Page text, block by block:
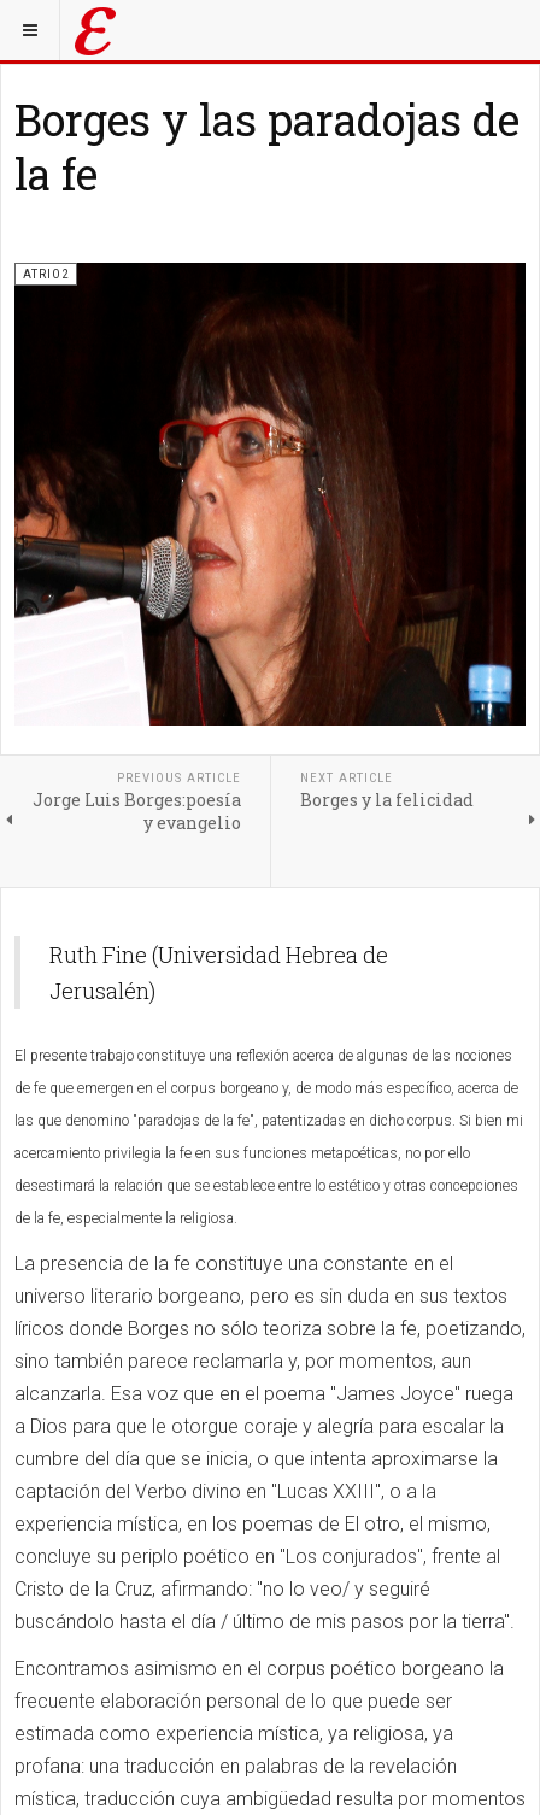
Borges y las paradojas de
la fe
ATRIO2
PREVIOUS ARTICLE
Jorge Luis Borges:poesía
y evangelio
NEXT ARTICLE
Borges y la felicidad
Ruth Fine (Universidad Hebrea de
Jerusalén)
El presente trabajo constituye una reflexión acerca de algunas de las nociones
de fe que emergen en el corpus borgeano y, de modo más específico, acerca de
las que denomino "paradojas de la fe", patentizadas en dicho corpus. Si bien mi
acercamiento privilegia la fe en sus funciones metapoéticas, no por ello
desestimará la relación que se establece entre lo estético y otras concepciones
de la fe, especialmente la religiosa.
La presencia de la fe constituye una constante en el
universo literario borgeano, pero es sin duda en sus textos
líricos donde Borges no sólo teoriza sobre la fe, poetizando,
sino también parece reclamarla y, por momentos, aun
alcanzarla. Esa voz que en el poema "James Joyce" ruega
a Dios para que le otorgue coraje y alegría para escalar la
cumbre del día que se inicia, o que intenta aproximarse la
captación del Verbo divino en "Lucas XXIII", o a la
experiencia mística, en los poemas de El otro, el mismo,
concluye su periplo poético en "Los conjurados", frente al
Cristo de la Cruz, afirmando: "no lo veo/ y seguiré
buscándolo hasta el día / último de mis pasos por la tierra".
Encontramos asimismo en el corpus poético borgeano la
frecuente elaboración personal de lo que puede ser
estimada como experiencia mística, ya religiosa, ya
profana: una traducción en palabras de la revelación
mística, traducción cuya ambigüedad resulta por momentos